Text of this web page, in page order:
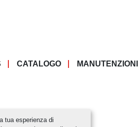
tua esperienza di
CATALOGO